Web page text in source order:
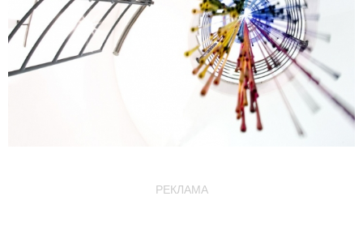
РЕКЛАМА